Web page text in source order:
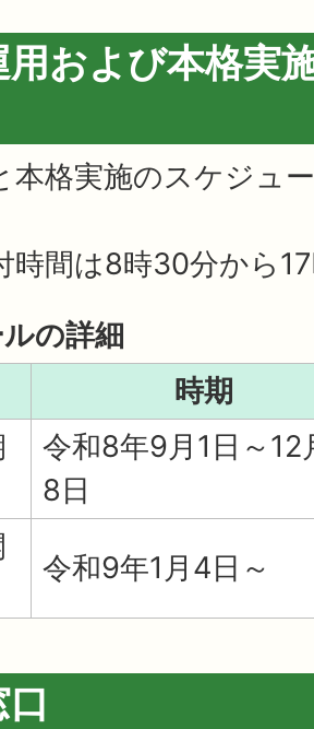
用および本格実
本格実施のスケジュ
時間は8時30分から
の詳細
時期
令和8年9月1日～12
8日
令和9年1月4日～